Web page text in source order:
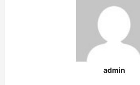
admin